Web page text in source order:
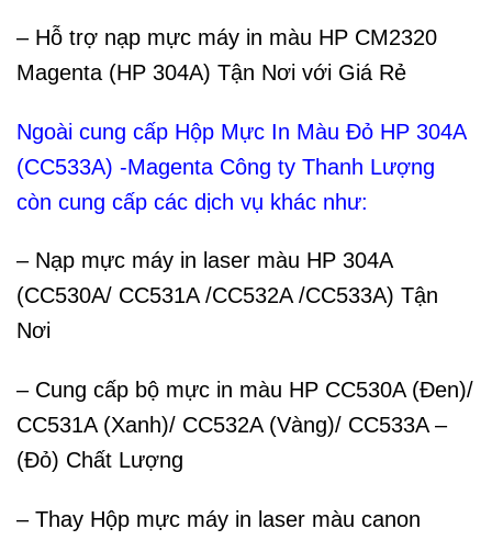
– Hỗ trợ nạp mực máy in màu HP CM2320
Magenta (HP 304A) Tận Nơi với Giá Rẻ
Ngoài cung cấp Hộp Mực In Màu Đỏ HP 304A
(CC533A) -Magenta Công ty Thanh Lượng
còn cung cấp các dịch vụ khác như:
– Nạp mực máy in laser màu HP 304A
(CC530A/ CC531A /CC532A /CC533A) Tận
Nơi
– Cung cấp bộ mực in màu HP CC530A (Đen)/
CC531A (Xanh)/ CC532A (Vàng)/ CC533A –
(Đỏ) Chất Lượng
– Thay Hộp mực máy in laser màu canon